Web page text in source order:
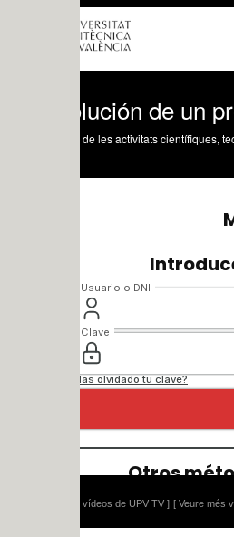
de un
les activitats científiques, tecnològiques i
vídeos de UPV TV ] [ Veure més vídeos didàctics ]